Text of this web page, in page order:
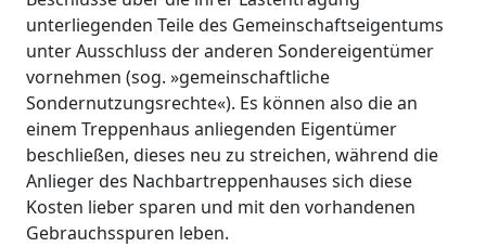
unterliegenden Teile des Gemeinschaftseigentums
unter Ausschluss der anderen Sondereigentümer
vornehmen (sog. »gemeinschaftliche
Sondernutzungsrechte«). Es können also die an
einem Treppenhaus anliegenden Eigentümer
beschließen, dieses neu zu streichen, während die
Anlieger des Nachbartreppenhauses sich diese
Kosten lieber sparen und mit den vorhandenen
Gebrauchsspuren leben.